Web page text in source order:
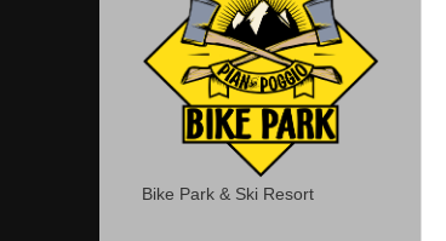
Bike Park & Ski Resort